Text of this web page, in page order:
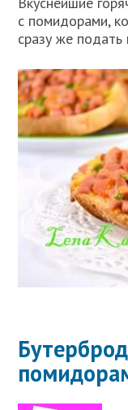
с помидорами,
сразу же подать